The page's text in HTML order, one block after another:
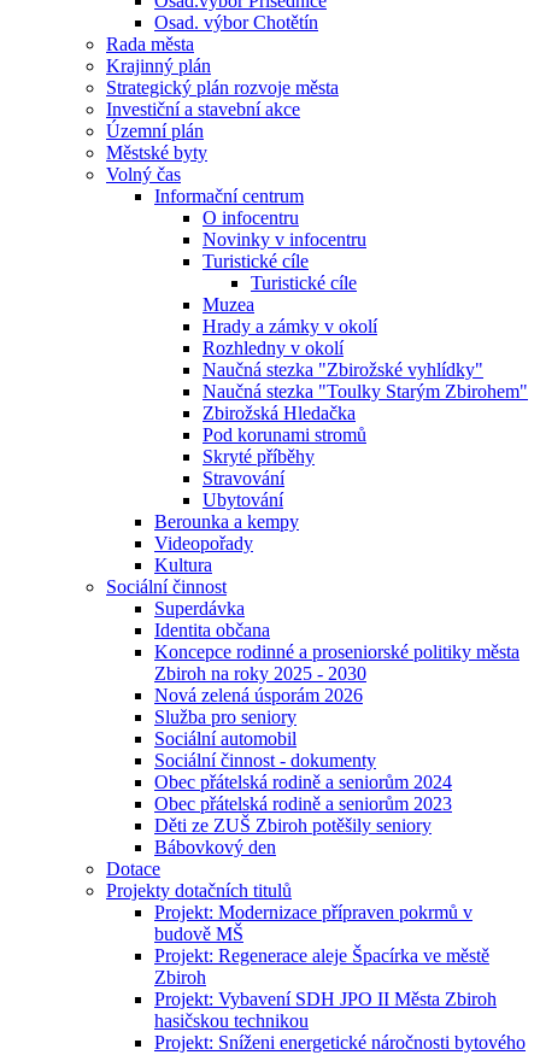
Osad. výbor Chotětín
Rada města
Krajinný plán
Strategický plán rozvoje města
Investiční a stavební akce
Územní plán
Městské byty
Volný čas
Informační centrum
O infocentru
Novinky v infocentru
Turistické cíle
Turistické cíle
Muzea
Hrady a zámky v okolí
Rozhledny v okolí
Naučná stezka "Zbirožské vyhlídky"
Naučná stezka "Toulky Starým Zbirohem"
Zbirožská Hledačka
Pod korunami stromů
Skryté příběhy
Stravování
Ubytování
Berounka a kempy
Videopořady
Kultura
Sociální činnost
Superdávka
Identita občana
Koncepce rodinné a proseniorské politiky města
Zbiroh na roky 2025 - 2030
Nová zelená úsporám 2026
Služba pro seniory
Sociální automobil
Sociální činnost - dokumenty
Obec přátelská rodině a seniorům 2024
Obec přátelská rodině a seniorům 2023
Děti ze ZUŠ Zbiroh potěšily seniory
Bábovkový den
Dotace
Projekty dotačních titulů
Projekt: Modernizace přípraven pokrmů v
budově MŠ
Projekt: Regenerace aleje Špacírka ve městě
Zbiroh
Projekt: Vybavení SDH JPO II Města Zbiroh
hasičskou technikou
Projekt: Sníženi energetické náročnosti bytového